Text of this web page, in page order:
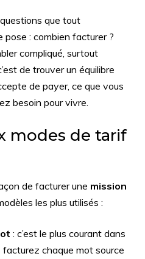
questions que tout
pose : combien facturer ?
compliqué, surtout
de trouver un équilibre
de payer, ce que vous
besoin pour vivre.
modes de tarif
de facturer une mission
les plus utilisés :
: c’est le plus courant dans
facturez chaque mot source